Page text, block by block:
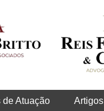
de Atuação Artigos